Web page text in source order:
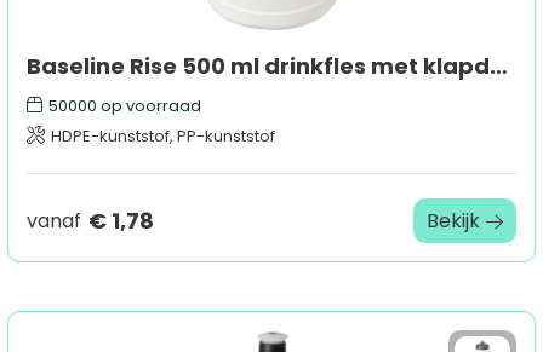
Baseline Rise 500 ml drinkfles met klapdeksel
50000 op voorraad
HDPE-kunststof, PP-kunststof
vanaf € 1,78 Bekijk